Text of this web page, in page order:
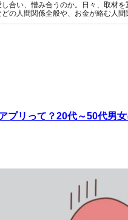
し合い、憎み合うのか。日々、取材
の人間関係全般や、お金が絡む人
書多数。
プリって？20代～50代男